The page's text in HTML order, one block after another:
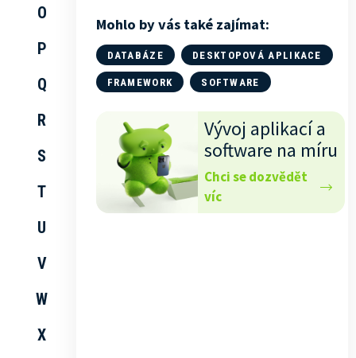
O
P
Q
R
S
T
U
V
W
X
Mohlo by vás také zajímat:
DATABÁZE DESKTOPOVÁ APLIKACE
FRAMEWORK SOFTWARE
Vývoj aplikací a
software na míru
Chci se dozvědět
víc